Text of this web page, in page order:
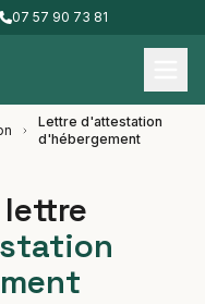
07 57 90 73 81
Lettre d'attestation
d'hébergement